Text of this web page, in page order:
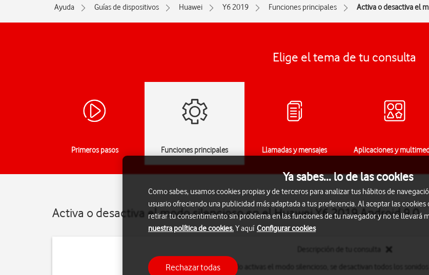
Ayuda Guías de dispositivos Huawei Y6 2019 Funciones principales Activa o desactiva el
Elige el tema de tu consulta
Primeros pasos Funciones principales Llamadas y mensajes Aplicaciones y
Activa o desactiva el modo silencioso en el Huawei Y6 2019 Android 9.0
Cuando activas el modo silencioso, se desactivan todos los sonidos
Ya sabes... lo de las cookies
Como sabes, usamos cookies propias y de terceros para analizar tus hábitos de
usuario ofreciendo una publicidad más adaptada a tus preferencia. Al aceptar las
retirar tu consentimiento sin problema en las funciones de tu navegador y no te llevará
nuestra política de cookies.Y aquí Configurar cookies
Rechazar todas